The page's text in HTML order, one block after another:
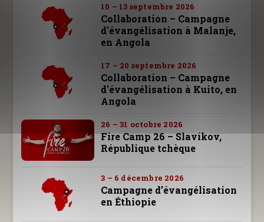
10 – 13 septembre 2026
Collaboration – Campagne
d'évangélisation à Malanje,
en Angola
17 – 20 septembre 2026
Collaboration – Campagne
d'évangélisation à Kuito, en
Angola
26 – 31 octobre 2026
Fire Camp 26 – Slavíkov,
République tchèque
3 – 6 décembre 2026
Campagne d’évangélisation
en Éthiopie